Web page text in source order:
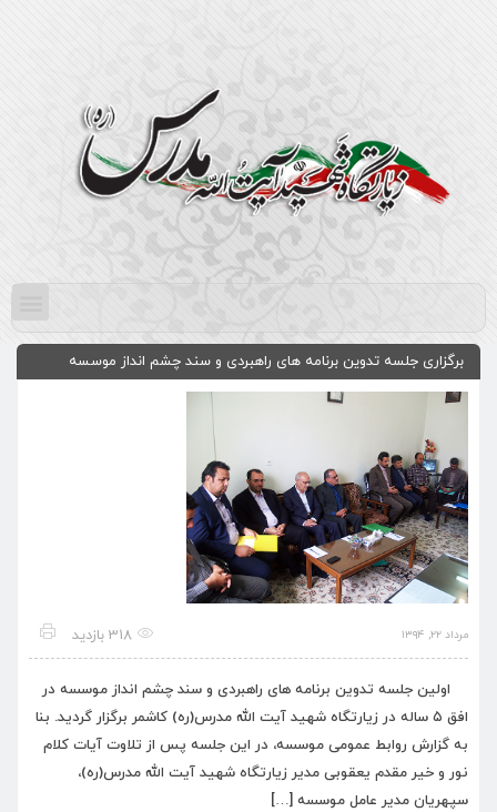
برگزاری جلسه تدوین برنامه های راهبردی و سند چشم انداز موسسه
مرداد ۲۲, ۱۳۹۴ 318 بازدید
اولین جلسه تدوین برنامه های راهبردی و سند چشم انداز موسسه در
افق ۵ ساله در زیارتگاه شهید آیت الله مدرس(ره) کاشمر برگزار گردید. بنا
به گزارش روابط عمومی موسسه، در این جلسه پس از تلاوت آیات کلام
نور و خیر مقدم یعقوبی مدیر زیارتگاه شهید آیت الله مدرس(ره)،
سپهریان مدیر عامل موسسه […]